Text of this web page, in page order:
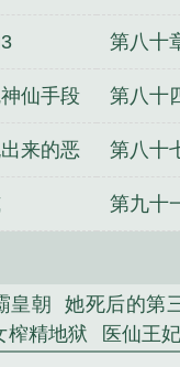
第八十
4
仙手段 第八十
8
来的恶 第八十
第九十
皇朝 她死后的第
榨精地狱 医仙王